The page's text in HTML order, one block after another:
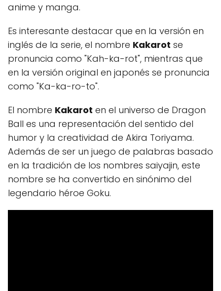
anime y manga.
Es interesante destacar que en la versión en
inglés de la serie, el nombre Kakarot se
pronuncia como "Kah-ka-rot", mientras que
en la versión original en japonés se pronuncia
como "Ka-ka-ro-to".
El nombre Kakarot en el universo de Dragon
Ball es una representación del sentido del
humor y la creatividad de Akira Toriyama.
Además de ser un juego de palabras basado
en la tradición de los nombres saiyajin, este
nombre se ha convertido en sinónimo del
legendario héroe Goku.